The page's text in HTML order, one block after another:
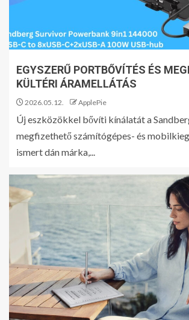
EGYSZERŰ PORTBŐVÍTÉS ÉS
KÜLTÉRI ÁRAMELLÁTÁS
2026.05.12. ApplePie
Új eszközökkel bővíti kínálatát a
megfizethető számítógépes- és
ismert dán márka,...